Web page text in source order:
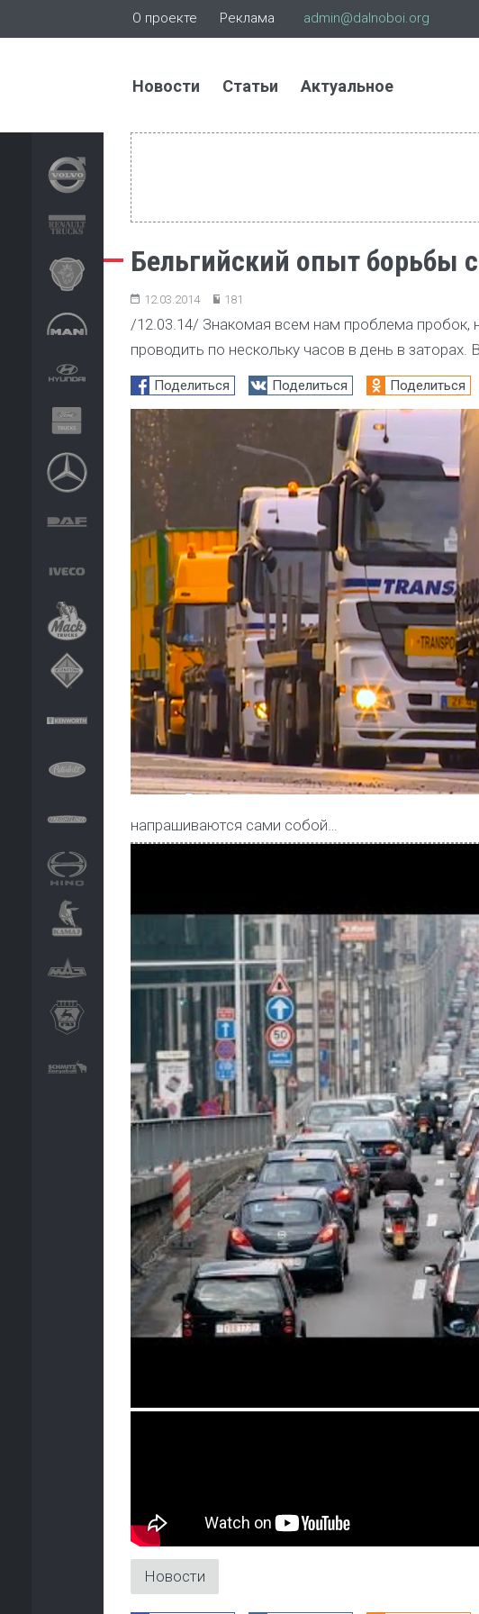
О проекте Реклама admin@dalnoboi.org
Новости Статьи Актуальное
Бельгийский опыт борьбы
12.03.2014 181
/12.03.14/ Знакомая всем нам проблема пробок,
проводить по нескольку часов в день в
Поделиться Поделиться Поделиться
напрашиваются сами собой…
Новости